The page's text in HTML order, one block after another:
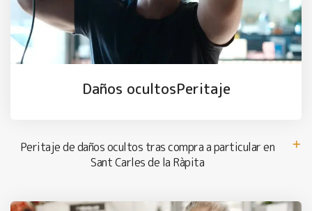
Daños ocultosPeritaje
Peritaje de daños ocultos tras compra a particular en
Sant Carles de la Ràpita